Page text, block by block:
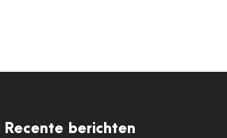
Recente berichten